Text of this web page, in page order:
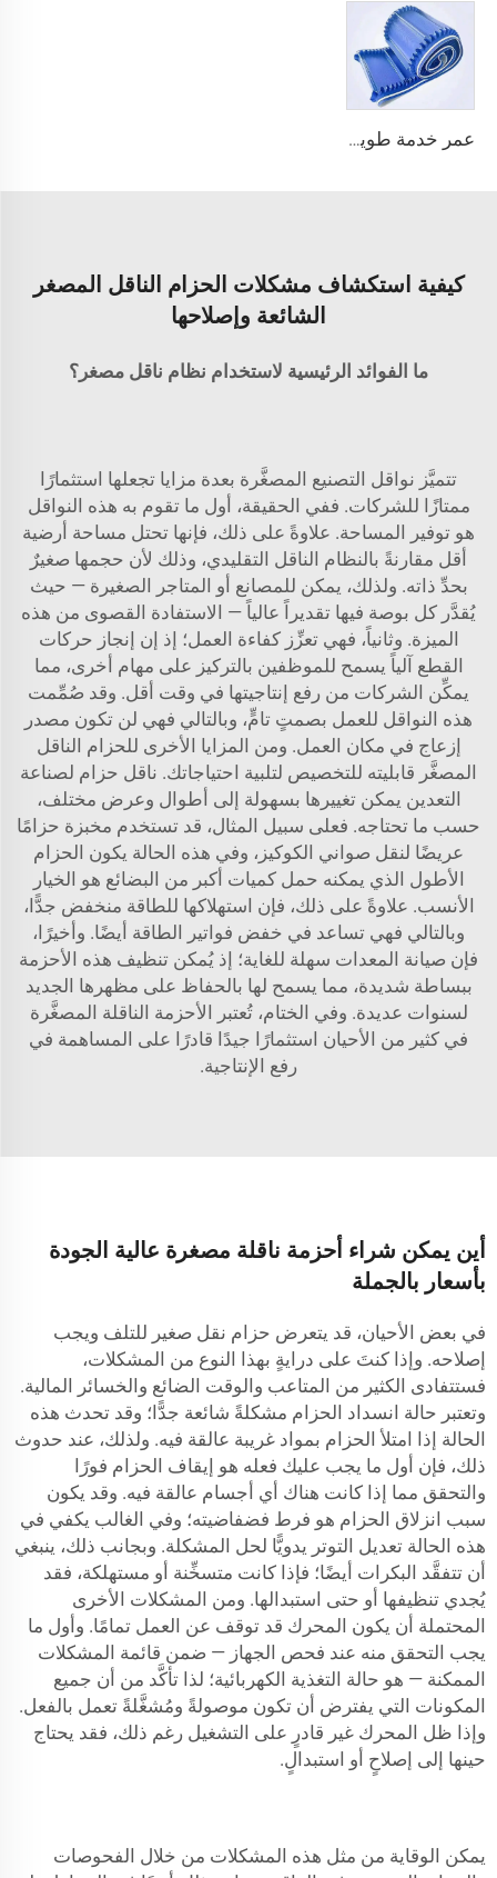
عمر خدمة طويل، فعّال من حيث التكلفة، جودة صينية، حزام ناقل بسمك 3.1 مم على شكل لفافة، PVC بسمك 3.5 مم، حزام ناقل أبيض لا نهائي للاستخدام في الصناعات الغذائية
كيفية استكشاف مشكلات الحزام الناقل المصغر
الشائعة وإصلاحها
ما الفوائد الرئيسية لاستخدام نظام ناقل مصغر؟
تتميَّز نواقل التصنيع المصغَّرة بعدة مزايا تجعلها استثمارًا
ممتازًا للشركات. ففي الحقيقة، أول ما تقوم به هذه النواقل
هو توفير المساحة. علاوةً على ذلك، فإنها تحتل مساحة أرضية
أقل مقارنةً بالنظام الناقل التقليدي، وذلك لأن حجمها صغيرٌ
بحدِّ ذاته. ولذلك، يمكن للمصانع أو المتاجر الصغيرة — حيث
يُقدَّر كل بوصة فيها تقديراً عالياً — الاستفادة القصوى من هذه
الميزة. وثانياً، فهي تعزِّز كفاءة العمل؛ إذ إن إنجاز حركات
القطع آلياً يسمح للموظفين بالتركيز على مهام أخرى، مما
يمكِّن الشركات من رفع إنتاجيتها في وقت أقل. وقد صُمِّمت
هذه النواقل للعمل بصمتٍ تامٍّ، وبالتالي فهي لن تكون مصدر
إزعاج في مكان العمل. ومن المزايا الأخرى للحزام الناقل
المصغَّر قابليته للتخصيص لتلبية احتياجاتك. ناقل حزام لصناعة
التعدين يمكن تغييرها بسهولة إلى أطوال وعرض مختلف،
حسب ما تحتاجه. فعلى سبيل المثال، قد تستخدم مخبزة حزامًا
عريضًا لنقل صواني الكوكيز، وفي هذه الحالة يكون الحزام
الأطول الذي يمكنه حمل كميات أكبر من البضائع هو الخيار
الأنسب. علاوةً على ذلك، فإن استهلاكها للطاقة منخفض جدًّا،
وبالتالي فهي تساعد في خفض فواتير الطاقة أيضًا. وأخيرًا،
فإن صيانة المعدات سهلة للغاية؛ إذ يُمكن تنظيف هذه الأحزمة
ببساطة شديدة، مما يسمح لها بالحفاظ على مظهرها الجديد
لسنوات عديدة. وفي الختام، تُعتبر الأحزمة الناقلة المصغَّرة
في كثير من الأحيان استثمارًا جيدًا قادرًا على المساهمة في
رفع الإنتاجية.
أين يمكن شراء أحزمة ناقلة مصغرة عالية الجودة
بأسعار بالجملة
في بعض الأحيان، قد يتعرض حزام نقل صغير للتلف ويجب
إصلاحه. وإذا كنتَ على درايةٍ بهذا النوع من المشكلات،
فستتفادى الكثير من المتاعب والوقت الضائع والخسائر المالية.
وتعتبر حالة انسداد الحزام مشكلةً شائعة جدًّا؛ وقد تحدث هذه
الحالة إذا امتلأ الحزام بمواد غريبة عالقة فيه. ولذلك، عند حدوث
ذلك، فإن أول ما يجب عليك فعله هو إيقاف الحزام فورًا
والتحقق مما إذا كانت هناك أي أجسام عالقة فيه. وقد يكون
سبب انزلاق الحزام هو فرط فضفاضيته؛ وفي الغالب يكفي في
هذه الحالة تعديل التوتر يدويًّا لحل المشكلة. وبجانب ذلك، ينبغي
أن تتفقَّد البكرات أيضًا؛ فإذا كانت متسخِّنة أو مستهلكة، فقد
يُجدي تنظيفها أو حتى استبدالها. ومن المشكلات الأخرى
المحتملة أن يكون المحرك قد توقف عن العمل تمامًا. وأول ما
يجب التحقق منه عند فحص الجهاز — ضمن قائمة المشكلات
الممكنة — هو حالة التغذية الكهربائية؛ لذا تأكَّد من أن جميع
المكونات التي يفترض أن تكون موصولةً ومُشغَّلةً تعمل بالفعل.
وإذا ظل المحرك غير قادرٍ على التشغيل رغم ذلك، فقد يحتاج
حينها إلى إصلاحٍ أو استبدالٍ.
يمكن الوقاية من مثل هذه المشكلات من خلال الفحوصات